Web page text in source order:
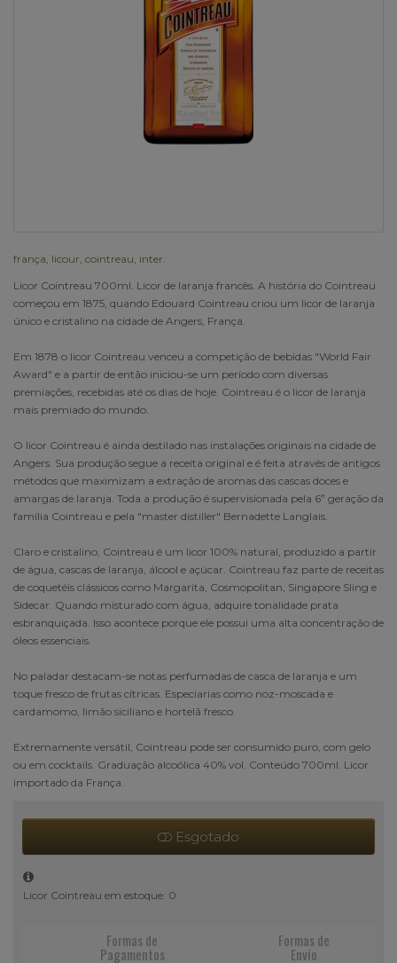
frança licour cointreau inter.
Licor Cointreau 700ml. Licor de laranja francês. A história do Cointreau
começou em 1875, quando Edouard Cointreau criou um licor de laranja
único e cristalino na cidade de Angers, França.
Em 1878 o licor Cointreau venceu a competição de bebidas "World Fair
Award" e a partir de então iniciou-se um período com diversas
premiações, recebidas até os dias de hoje. Cointreau é o licor de laranja
mais premiado do mundo.
O licor Cointreau é ainda destilado nas instalações originais na cidade de
Angers. Sua produção segue a receita original e é feita através de antigos
métodos que maximizam a extração de aromas das cascas doces e
amargas de laranja. Toda a produção é supervisionada pela 6ª geração da
família Cointreau e pela "master distiller" Bernadette Langlais.
Claro e cristalino, Cointreau é um licor 100% natural, produzido a partir
de água, cascas de laranja, álcool e açúcar. Cointreau faz parte de receitas
de coquetéis clássicos como Margarita, Cosmopolitan, Singapore Sling e
Sidecar. Quando misturado com água, adquire tonalidade prata
esbranquiçada. Isso acontece porque ele possui uma alta concentração de
óleos essenciais.
No paladar destacam-se notas perfumadas de casca de laranja e um
toque fresco de frutas cítricas. Especiarias como noz-moscada e
cardamomo, limão siciliano e hortelã fresco.
Extremamente versátil, Cointreau pode ser consumido puro, com gelo
ou em cocktails. Graduação alcoólica 40% vol. Conteúdo 700ml. Licor
importado da França.
Esgotado
Licor Cointreau em estoque: 0
Formas de
Pagamentos
Formas de
Envio